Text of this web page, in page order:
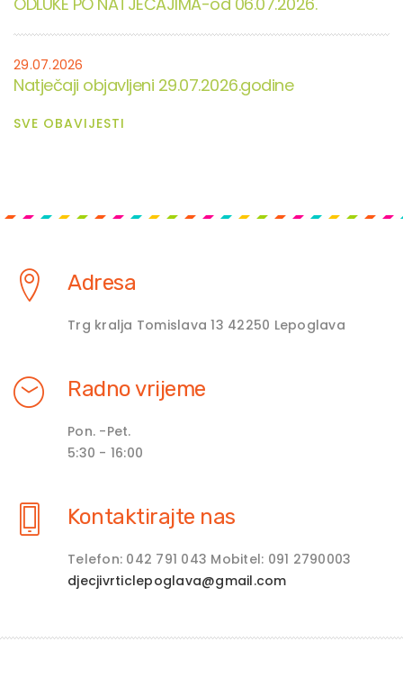
29.07.2026
Natječaji objavljeni 29.07.2026.godine
SVE OBAVIJESTI
Adresa
Trg kralja Tomislava 13 42250 Lepoglava
Radno vrijeme
Pon. -Pet.
5:30 - 16:00
Kontaktirajte nas
Telefon: 042 791 043 Mobitel: 091 2790003
djecjivrticlepoglava@gmail.com